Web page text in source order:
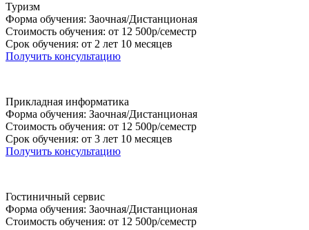
Туризм
Форма обучения: Заочная/Дистанционая
Стоимость обучения: от 12 500р/семестр
Срок обучения: от 2 лет 10 месяцев
Получить консультацию
Прикладная информатика
Форма обучения: Заочная/Дистанционая
Стоимость обучения: от 12 500р/семестр
Срок обучения: от 3 лет 10 месяцев
Получить консультацию
Гостиничный сервис
Форма обучения: Заочная/Дистанционая
Стоимость обучения: от 12 500р/семестр